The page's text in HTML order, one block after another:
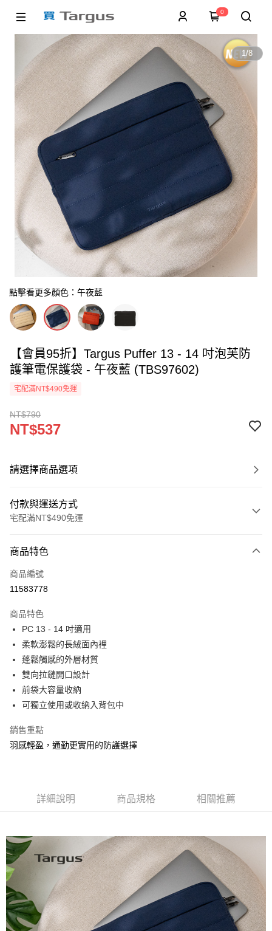
0
1/8
點擊看更多顏色：午夜藍
【會員95折】Targus Puffer 13 - 14 吋泡芙防
護筆電保護袋 - 午夜藍 (TBS97602)
宅配滿NT$490免運
NT$790
NT$537
請選擇商品選項
付款與運送方式
宅配滿NT$490免運
信用卡一次付款
信用卡分期付款
合作金庫商業銀行
華南商業銀行
上海商業儲蓄銀行
國泰世華商業銀行
臺灣中小企業銀行
匯豐（台灣）商業銀行
聯邦商業銀行
元大商業銀行
台新國際商業銀行
台灣樂天信用卡公司
6 期 0 利率 每期
華南商業銀行
上海商業儲蓄銀行
國泰世華商業銀行
臺灣中小企業銀行
匯豐（台灣）商業銀行
元大商業銀行
玉山商業銀行
LINE Pay
Apple Pay
街口支付
悠遊付
Google Pay
【大哥付你分期使用說明】
流程，驗證手機門號後，選擇欲分期的期數、繳款截止日，確認付款後即完
成交易。
3.實際核准額度、可分期數及費用金額請依後續交易確認頁面所載為準。
4.訂單成立30分鐘內，如未前往確認交易或遇審核未通過，訂單將自動取
消。如遇「轉專審核」未通過狀況，表示未達大哥付你分期系統評分，恕無
法說明評估內容。
【繳款方式說明】
1.分期款項不併入電信帳單，「大哥付你分期」於每月結算日後寄送繳費提
醒簡訊。
貨到付款
宅配
每筆NT$80，滿NT$490(含以上)免運費
離島郵局
商品特色
商品編號
11583778
商品特色
PC 13 - 14 吋適用
柔軟澎鬆的長絨面內裡
蓬鬆觸感的外層材質
雙向拉鏈開口設計
前袋大容量收納
可獨立使用或收納入背包中
銷售重點
羽感輕盈，通勤更實用的防護選擇
詳細說明 商品規格 相關推薦